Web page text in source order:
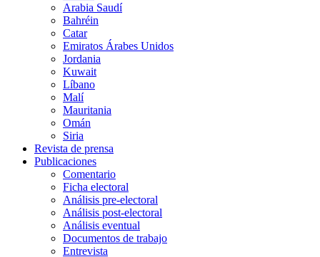
Arabia Saudí
Bahréin
Catar
Emiratos Árabes Unidos
Jordania
Kuwait
Líbano
Malí
Mauritania
Omán
Siria
Revista de prensa
Publicaciones
Comentario
Ficha electoral
Análisis pre-electoral
Análisis post-electoral
Análisis eventual
Documentos de trabajo
Entrevista